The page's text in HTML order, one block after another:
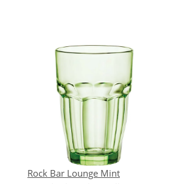
Rock Bar Lounge Mint